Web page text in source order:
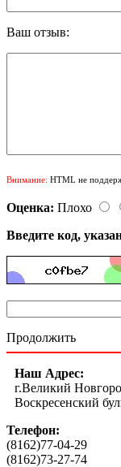
Ваш отзыв:
Внимание: HTML не
Оценка: Плохо
Введите код,
Продолжить
Наш Адрес:
г.Великий
Воскресенский
Телефон:
(8162)77-04-29
(8162)73-27-74